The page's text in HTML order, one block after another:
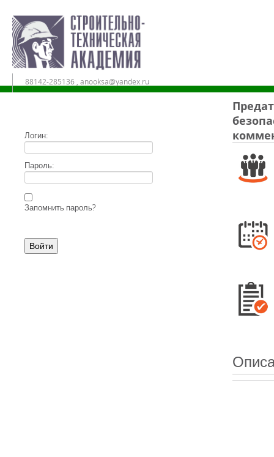
88142-285136 , anooksa@yandex.ru
Дистанционное обучение в АНО ДПО «СТА»
Логин:
Пароль:
Запомнить пароль?